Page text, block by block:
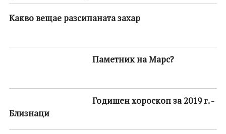
Какво вещае разсипаната захар
Паметник на Марс?
Годишен хороскоп за 2019 г. -
Близнаци